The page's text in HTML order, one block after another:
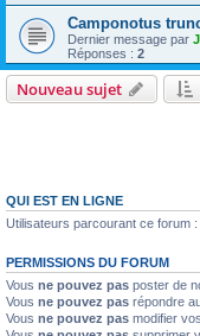
Camponotus
Dernier message par
Réponses : 2
Nouveau sujet
QUI EST EN LIGNE
Utilisateurs parcourant ce forum
PERMISSIONS DU FORUM
Vous ne pouvez pas poster de
Vous ne pouvez pas répondre
Vous ne pouvez pas modifier